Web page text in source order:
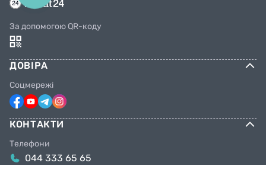
За допомогою QR-коду
ДОВІРА
Соцмережі
КОНТАКТИ
Телефони
044 333 65 65